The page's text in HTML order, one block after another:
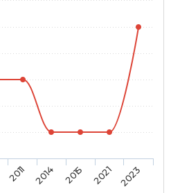
2011 2014 2015 2021 2023